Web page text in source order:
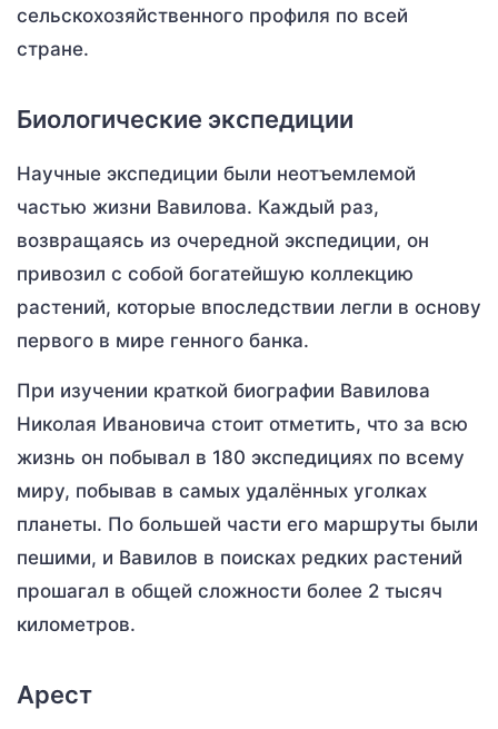
сельскохозяйственного профиля по всей
стране.
Биологические экспедиции
Научные экспедиции были неотъемлемой
частью жизни Вавилова. Каждый раз,
возвращаясь из очередной экспедиции, он
привозил с собой богатейшую коллекцию
растений, которые впоследствии легли в основу
первого в мире генного банка.
При изучении краткой биографии Вавилова
Николая Ивановича стоит отметить, что за всю
жизнь он побывал в 180 экспедициях по всему
миру, побывав в самых удалённых уголках
планеты. По большей части его маршруты были
пешими, и Вавилов в поисках редких растений
прошагал в общей сложности более 2 тысяч
километров.
Арест